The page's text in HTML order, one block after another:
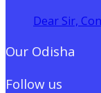
Dear Sir,
Our Odisha
Follow us